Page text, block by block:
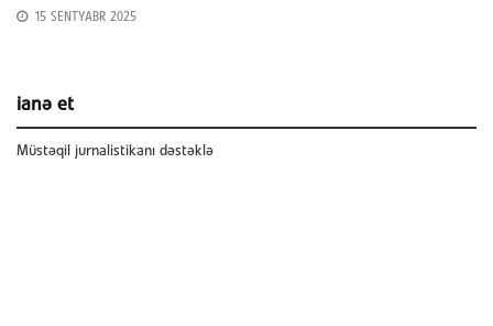
15 SENTYABR 2025
ianə et
Müstəqil jurnalistikanı dəstəklə